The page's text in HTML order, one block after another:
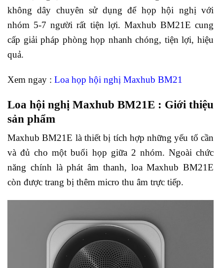
không dây chuyên sử dụng để họp hội nghị với
nhóm 5-7 người rất tiện lợi. Maxhub BM21E cung
cấp giải pháp phòng họp nhanh chóng, tiện lợi, hiệu
quả.
Xem ngay : Loa họp hội nghị Maxhub BM21
Loa hội nghị Maxhub BM21E : Giới thiệu
sản phẩm
Maxhub BM21E là thiết bị tích hợp những yếu tố cần
và đủ cho một buổi họp giữa 2 nhóm. Ngoài chức
năng chính là phát âm thanh, loa Maxhub BM21E
còn được trang bị thêm micro thu âm trực tiếp.